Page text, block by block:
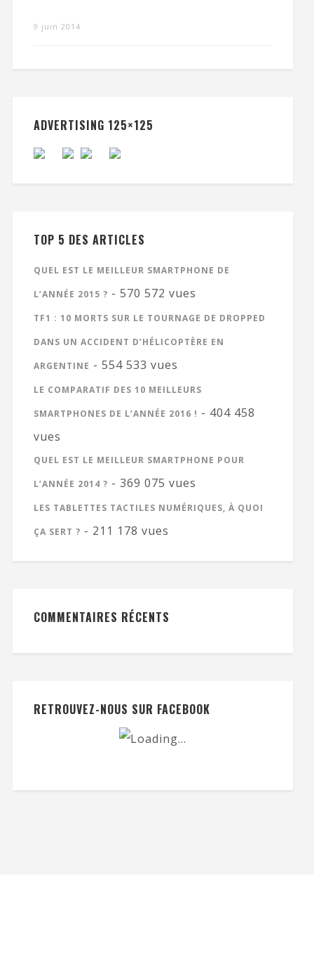
9 juin 2014
ADVERTISING 125×125
TOP 5 DES ARTICLES
QUEL EST LE MEILLEUR SMARTPHONE DE
L’ANNÉE 2015 ? - 570 572 vues
TF1 : 10 MORTS SUR LE TOURNAGE DE DROPPED
DANS UN ACCIDENT D’HÉLICOPTÈRE EN
ARGENTINE - 554 533 vues
LE COMPARATIF DES 10 MEILLEURS
SMARTPHONES DE L’ANNÉE 2016 ! - 404 458
vues
QUEL EST LE MEILLEUR SMARTPHONE POUR
L’ANNÉE 2014 ? - 369 075 vues
LES TABLETTES TACTILES NUMÉRIQUES, À QUOI
ÇA SERT ? - 211 178 vues
COMMENTAIRES RÉCENTS
RETROUVEZ-NOUS SUR FACEBOOK